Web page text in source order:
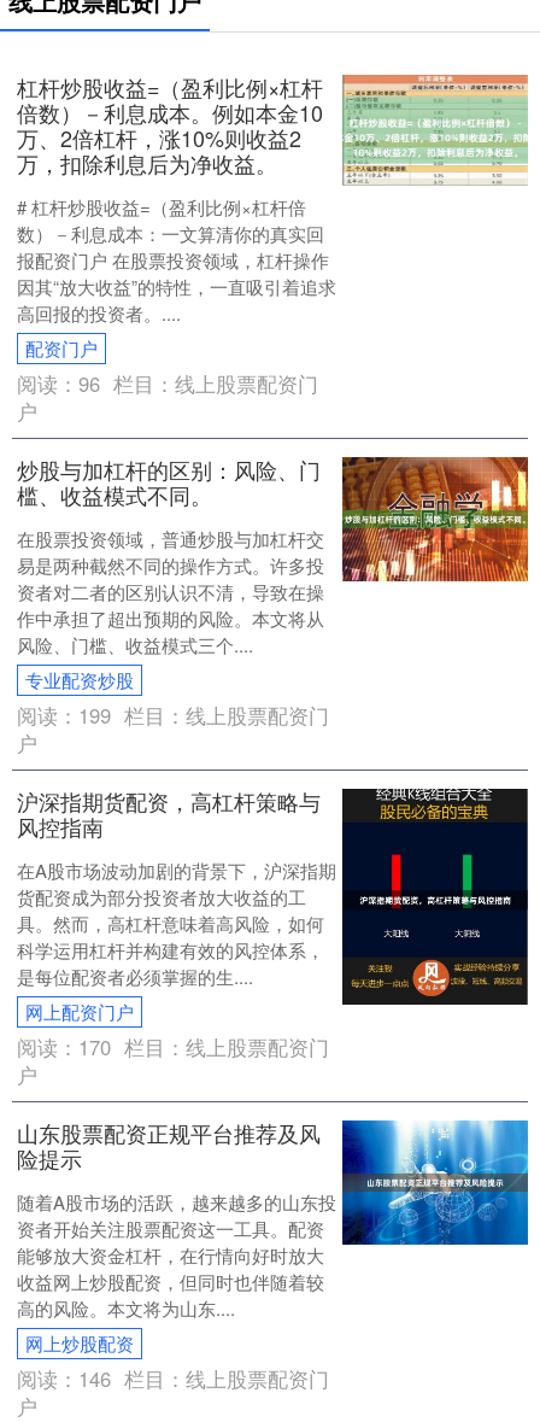
杠杆炒股收益=（盈利比例×杠杆
倍数）－利息成本。例如本金10
万、2倍杠杆，涨10%则收益2
万，扣除利息后为净收益。
# 杠杆炒股收益=（盈利比例×杠杆倍
数）－利息成本：一文算清你的真实回
报配资门户 在股票投资领域，杠杆操作
因其“放大收益”的特性，一直吸引着追求
高回报的投资者。....
配资门户
阅读：96 栏目：线上股票配资门
户
炒股与加杠杆的区别：风险、门
槛、收益模式不同。
在股票投资领域，普通炒股与加杠杆交
易是两种截然不同的操作方式。许多投
资者对二者的区别认识不清，导致在操
作中承担了超出预期的风险。本文将从
风险、门槛、收益模式三个....
专业配资炒股
阅读： 199 栏目：线上股票配资门
户
沪深指期货配资，高杠杆策略与
风控指南
在A股市场波动加剧的背景下，沪深指期
货配资成为部分投资者放大收益的工
具。然而，高杠杆意味着高风险，如何
科学运用杠杆并构建有效的风控体系，
是每位配资者必须掌握的生....
网上配资门户
阅读： 170 栏目：线上股票配资门
户
山东股票配资正规平台推荐及风
险提示
随着A股市场的活跃，越来越多的山东投
资者开始关注股票配资这一工具。配资
能够放大资金杠杆，在行情向好时放大
收益网上炒股配资，但同时也伴随着较
高的风险。本文将为山东....
网上炒股配资
阅读： 146 栏目：线上股票配资门
户